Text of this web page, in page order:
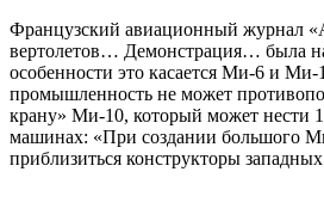
Французский авиационный журнал
вертолетов… Демонстрация… была
особенности это касается Ми-6 и
промышленность не может
крану» Ми-10, который может нести
машинах: «При создании большого
приблизиться конструкторы